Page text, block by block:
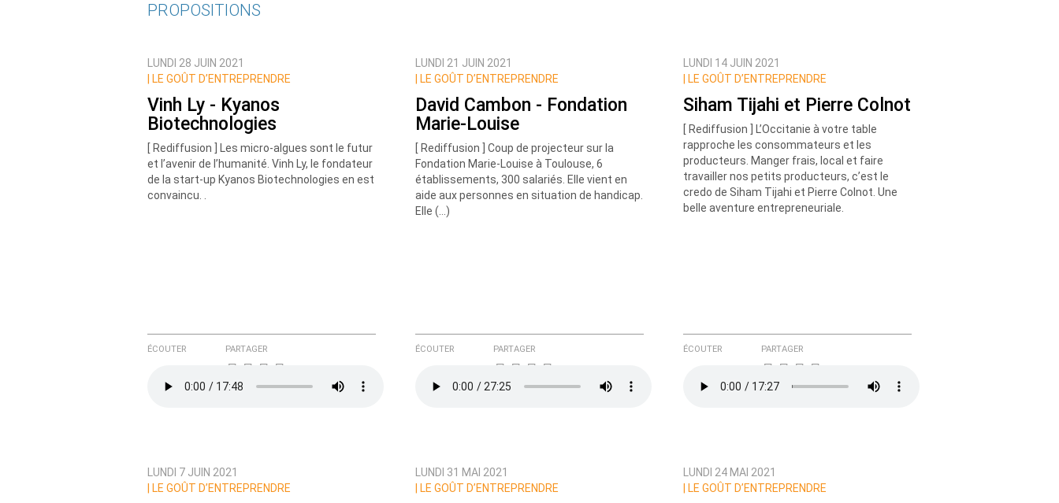
PROPOSITIONS
LUNDI 28 JUIN 2021
LE GOÛT D’ENTREPRENDRE
Vinh Ly - Kyanos
Biotechnologies
[ Rediffusion ] Les micro-algues sont le futur
et l’avenir de l’humanité. Vinh Ly, le fondateur
de la start-up Kyanos Biotechnologies en est
convaincu. .
ÉCOUTER PARTAGER
LUNDI 21 JUIN 2021
LE GOÛT D’ENTREPRENDRE
David Cambon - Fondation
Marie-Louise
[ Rediffusion ] Coup de projecteur sur la
Fondation Marie-Louise à Toulouse, 6
établissements, 300 salariés. Elle vient en
aide aux personnes en situation de handicap.
Elle (…)
ÉCOUTER PARTAGER
LUNDI 14 JUIN 2021
LE GOÛT D’ENTREPRENDRE
Siham Tijahi et Pierre Colnot
[ Rediffusion ] L’Occitanie à votre table
rapproche les consommateurs et les
producteurs. Manger frais, local et faire
travailler nos petits producteurs, c’est le
credo de Siham Tijahi et Pierre Colnot. Une
belle aventure entrepreneuriale.
ÉCOUTER PARTAGER
LUNDI 7 JUIN 2021
LE GOÛT D’ENTREPRENDRE
LUNDI 31 MAI 2021
LE GOÛT D’ENTREPRENDRE
LUNDI 24 MAI 2021
LE GOÛT D’ENTREPRENDRE